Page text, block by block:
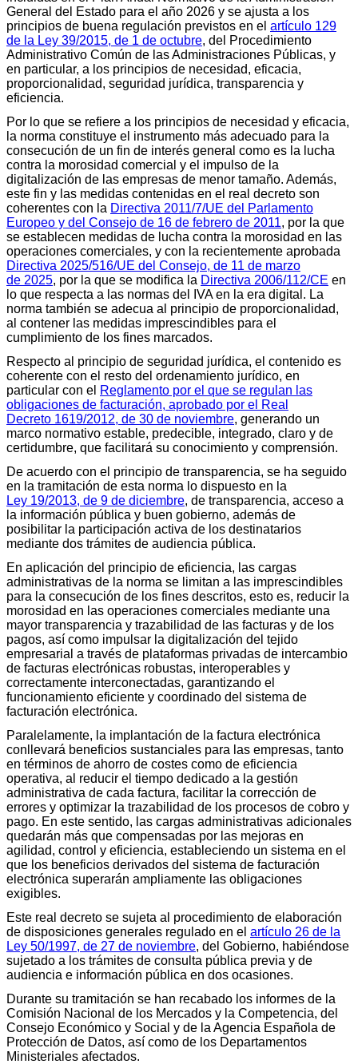
General del Estado para el año 2026 y se ajusta a los
principios de buena regulación previstos en el artículo 129
de la Ley 39/2015, de 1 de octubre, del Procedimiento
Administrativo Común de las Administraciones Públicas, y
en particular, a los principios de necesidad, eficacia,
proporcionalidad, seguridad jurídica, transparencia y
eficiencia.
Por lo que se refiere a los principios de necesidad y eficacia,
la norma constituye el instrumento más adecuado para la
consecución de un fin de interés general como es la lucha
contra la morosidad comercial y el impulso de la
digitalización de las empresas de menor tamaño. Además,
este fin y las medidas contenidas en el real decreto son
coherentes con la Directiva 2011/7/UE del Parlamento
Europeo y del Consejo de 16 de febrero de 2011, por la que
se establecen medidas de lucha contra la morosidad en las
operaciones comerciales, y con la recientemente aprobada
Directiva 2025/516/UE del Consejo, de 11 de marzo
de 2025, por la que se modifica la Directiva 2006/112/CE en
lo que respecta a las normas del IVA en la era digital. La
norma también se adecua al principio de proporcionalidad,
al contener las medidas imprescindibles para el
cumplimiento de los fines marcados.
Respecto al principio de seguridad jurídica, el contenido es
coherente con el resto del ordenamiento jurídico, en
particular con el Reglamento por el que se regulan las
obligaciones de facturación, aprobado por el Real
Decreto 1619/2012, de 30 de noviembre, generando un
marco normativo estable, predecible, integrado, claro y de
certidumbre, que facilitará su conocimiento y comprensión.
De acuerdo con el principio de transparencia, se ha seguido
en la tramitación de esta norma lo dispuesto en la
Ley 19/2013, de 9 de diciembre, de transparencia, acceso a
la información pública y buen gobierno, además de
posibilitar la participación activa de los destinatarios
mediante dos trámites de audiencia pública.
En aplicación del principio de eficiencia, las cargas
administrativas de la norma se limitan a las imprescindibles
para la consecución de los fines descritos, esto es, reducir la
morosidad en las operaciones comerciales mediante una
mayor transparencia y trazabilidad de las facturas y de los
pagos, así como impulsar la digitalización del tejido
empresarial a través de plataformas privadas de intercambio
de facturas electrónicas robustas, interoperables y
correctamente interconectadas, garantizando el
funcionamiento eficiente y coordinado del sistema de
facturación electrónica.
Paralelamente, la implantación de la factura electrónica
conllevará beneficios sustanciales para las empresas, tanto
en términos de ahorro de costes como de eficiencia
operativa, al reducir el tiempo dedicado a la gestión
administrativa de cada factura, facilitar la corrección de
errores y optimizar la trazabilidad de los procesos de cobro y
pago. En este sentido, las cargas administrativas adicionales
quedarán más que compensadas por las mejoras en
agilidad, control y eficiencia, estableciendo un sistema en el
que los beneficios derivados del sistema de facturación
electrónica superarán ampliamente las obligaciones
exigibles.
Este real decreto se sujeta al procedimiento de elaboración
de disposiciones generales regulado en el artículo 26 de la
Ley 50/1997, de 27 de noviembre, del Gobierno, habiéndose
sujetado a los trámites de consulta pública previa y de
audiencia e información pública en dos ocasiones.
Durante su tramitación se han recabado los informes de la
Comisión Nacional de los Mercados y la Competencia, del
Consejo Económico y Social y de la Agencia Española de
Protección de Datos, así como de los Departamentos
Ministeriales afectados.